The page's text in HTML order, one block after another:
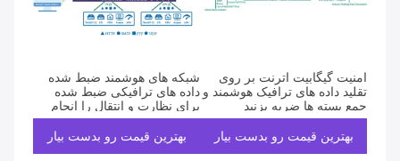
امنیت گیگابیت اترنت بر روی
تقلید داده های ترافیک هوشمند و
جمع بسته ها ضربه بزنید
بهترین قیمت رو بدست بیار
شبکه های هوشمند ضبط شده
داده های ترافیکی ضبط شده
برای نظارت و انتقال را انجام
می دهند
بهترین قیمت رو بدست بیار